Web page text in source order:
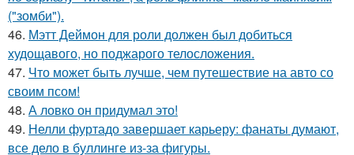
("зомби").
46. Мэтт Деймон для роли должен был добиться
худощавого, но поджарого телосложения.
47. Что может быть лучше, чем путешествие на авто со
своим псом!
48. А ловко он придумал это!
49. Нелли фуртадо завершает карьеру: фанаты думают,
все дело в буллинге из-за фигуры.